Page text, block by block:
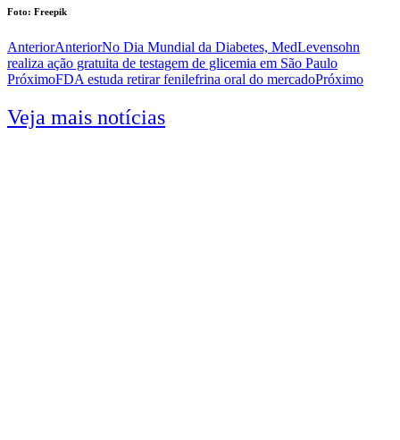
Foto: Freepik
AnteriorAnteriorNo Dia Mundial da Diabetes, MedLevensohn
realiza ação gratuita de testagem de glicemia em São Paulo
PróximoFDA estuda retirar fenilefrina oral do mercadoPróximo
Veja mais notícias